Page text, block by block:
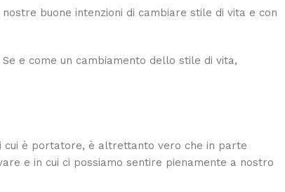
buone intenzioni di cambiare stile di vita e con
e come un cambiamento dello stile di vita,
cui è portatore, è altrettanto vero che in parte
e in cui ci possiamo sentire pienamente a nostro